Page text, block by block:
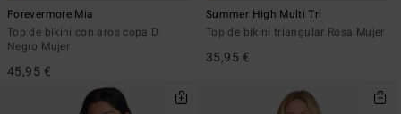
Forevermore Mia
Top de bikini con aros copa D
Negro Mujer
45,95 €
Summer High Multi Tri
Top de bikini triangular Rosa Mujer
35,95 €